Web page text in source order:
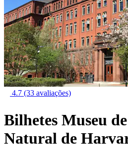
4.7 (33 avaliações)
Bilhetes Museu
Natural de